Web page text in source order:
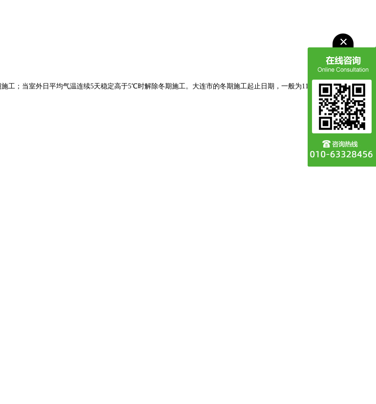
；当室外日平均气温连续5天稳定高于5℃时解除冬期施工。大连市的冬期施工起止日期，一般为11月14日至第二年4月1